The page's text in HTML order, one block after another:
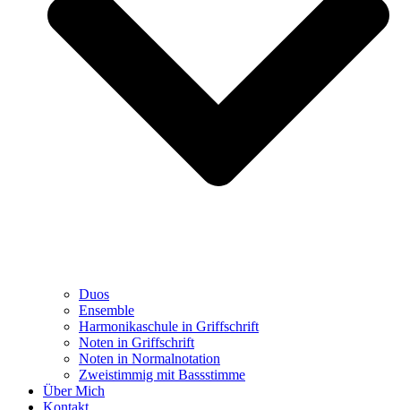
Duos
Ensemble
Harmonikaschule in Griffschrift
Noten in Griffschrift
Noten in Normalnotation
Zweistimmig mit Bassstimme
Über Mich
Kontakt